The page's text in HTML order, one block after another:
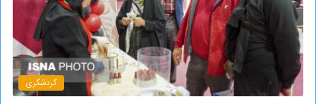
گردشگری